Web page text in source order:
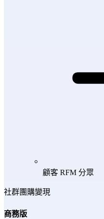
顧客 RFM 分眾
社群團購變現
商務版